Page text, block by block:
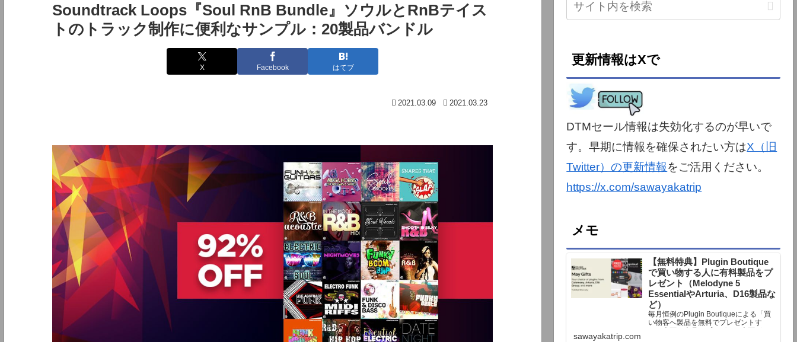
Soundtrack Loops『Soul RnB Bundle』ソウルとRnBテイス
トのトラック制作に便利なサンプル：20製品バンドル
X Facebook はてブ
2021.03.09 2021.03.23
更新情報はXで
DTMセール情報は失効化するのが早いで
す。早期に情報を確保されたい方はX（旧
Twitter）の更新情報をご活用ください。
https://x.com/sawayakatrip
メモ
【無料特典】Plugin Boutique
で買い物する人に有料製品をプ
レゼント（Melodyne 5
EssentialやArturia、D16製品な
ど）
毎月恒例のPlugin Boutiqueによる「買
い物客へ製品を無料でプレゼントす
る」企画。今月もプレゼント企画が用
sawayakatrip.com